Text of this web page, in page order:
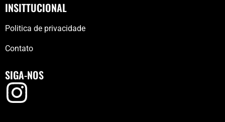
INSITTUCIONAL
Politica de privacidade
Contato
SIGA-NOS